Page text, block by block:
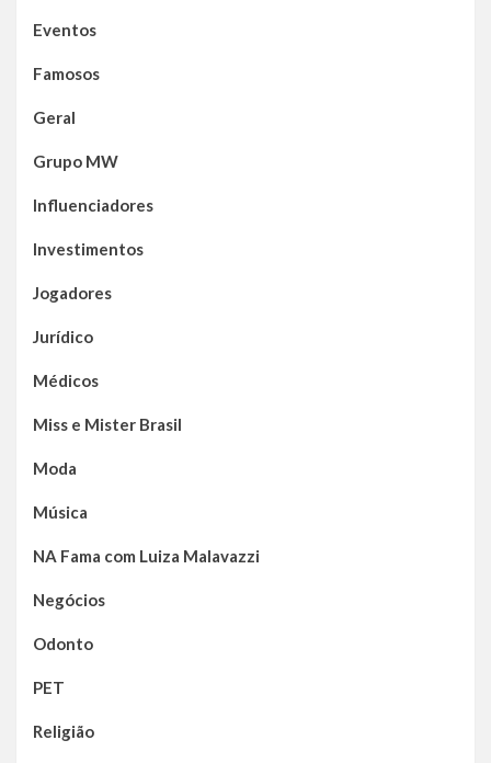
Eventos
Famosos
Geral
Grupo MW
Influenciadores
Investimentos
Jogadores
Jurídico
Médicos
Miss e Mister Brasil
Moda
Música
NA Fama com Luiza Malavazzi
Negócios
Odonto
PET
Religião